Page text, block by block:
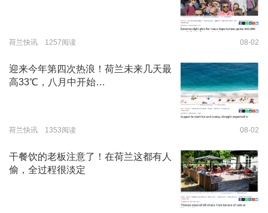
荷兰快讯 1257阅读 08-02
迎来今年第四次热浪！荷兰未来几天最
高33℃，八月中开始…
荷兰快讯 1353阅读 08-02
干餐饮的老板注意了！在荷兰这都有人
偷，全过程很淡定